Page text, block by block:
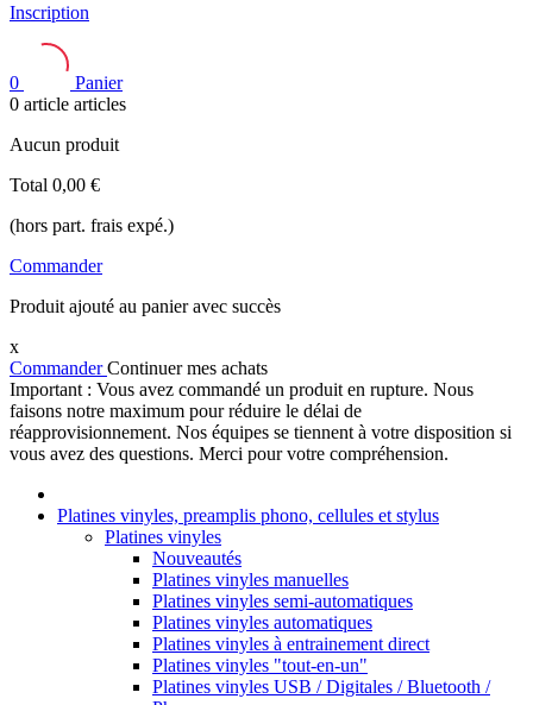
Inscription
0
Panier
0 article articles
Aucun produit
Total 0,00 €
(hors part. frais expé.)
Commander
Produit ajouté au panier avec succès
x
CommanderContinuer mes achats
Important : Vous avez commandé un produit en rupture. Nous
faisons notre maximum pour réduire le délai de
réapprovisionnement. Nos équipes se tiennent à votre disposition si
vous avez des questions. Merci pour votre compréhension.
Platines vinyles, preamplis phono, cellules et stylus
Platines vinyles
Nouveautés
Platines vinyles manuelles
Platines vinyles semi-automatiques
Platines vinyles automatiques
Platines vinyles à entrainement direct
Platines vinyles "tout-en-un"
Platines vinyles USB / Digitales / Bluetooth /